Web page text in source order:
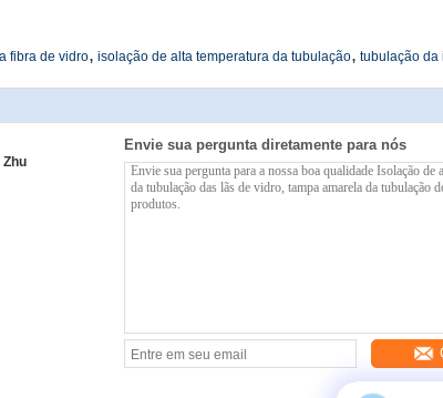
fibra de vidro, isolação de alta temperatura da tubulação, tubulação da
Zhu
Envie sua pergunta diretamente para nós